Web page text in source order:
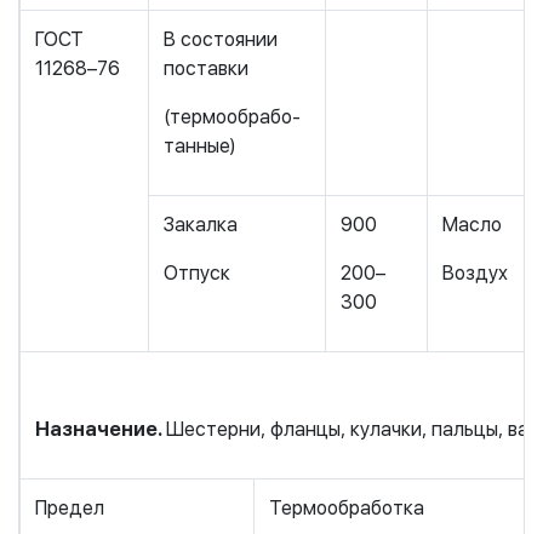
ГОСТ
11268–76
В состоянии
поставки
(термообрабо-
танные)
Закалка
Отпуск
900
200–
300
Масло
Воздух
Назначение. Шестерни, фланцы, кулачки, пальцы,
Предел Термообработка